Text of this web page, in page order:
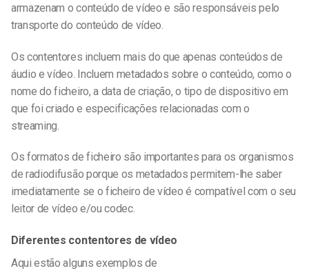
armazenam o conteúdo de vídeo e são responsáveis pelo
transporte do conteúdo de vídeo.
Os contentores incluem mais do que apenas conteúdos de
áudio e vídeo. Incluem metadados sobre o conteúdo, como o
nome do ficheiro, a data de criação, o tipo de dispositivo em
que foi criado e especificações relacionadas com o
streaming.
Os formatos de ficheiro são importantes para os organismos
de radiodifusão porque os metadados permitem-lhe saber
imediatamente se o ficheiro de vídeo é compatível com o seu
leitor de vídeo e/ou codec.
Diferentes contentores de vídeo
Aqui estão alguns exemplos de